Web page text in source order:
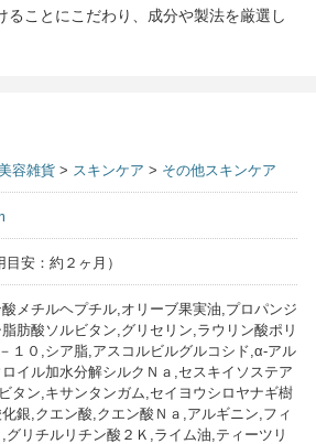
ることにこだわり、成分や製法を厳選し
容雑貨 > スキンケア > その他スキンケア
目安：約２ヶ月）
メチルヘプチル,オリーブ果実油,プロパンジ
肪酸ソルビタン,グリセリン,ラウリン酸ポリ
１０,シア脂,アスコルビルグルコシド,α-アル
イル加水分解シルクＮａ,セスキイソステア
タン,キサンタンガム,セイヨウシロヤナギ樹
銀,クエン酸,クエン酸Ｎａ,アルギニン,フィ
グリチルリチン酸２Ｋ,ライム油,ティーツリ